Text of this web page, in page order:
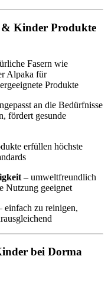
Kinder Produkte
Fasern wie
Alpaka für
Produkte
an die Bedürfnisse
fördert gesunde
erfüllen höchste
– umweltfreundlich
Nutzung geeignet
einfach zu reinigen,
bei Dorma